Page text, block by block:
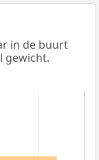
in de buurt
gewicht.